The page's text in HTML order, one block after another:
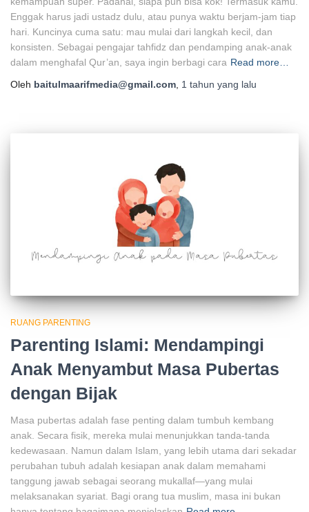
Enggak harus jadi ustadz dulu, atau punya waktu berjam-jam tiap
hari. Kuncinya cuma satu: mau mulai dari langkah kecil, dan
konsisten. Sebagai pengajar tahfidz dan pendamping anak-anak
dalam menghafal Qur’an, saya ingin berbagi cara Read more…
Oleh baitulmaarifmedia@gmail.com 1 tahun yang lalu
RUANG PARENTING
Parenting Islami: Mendampingi
Anak Menyambut Masa Pubertas
dengan Bijak
Masa pubertas adalah fase penting dalam tumbuh kembang
anak. Secara fisik, mereka mulai menunjukkan tanda-tanda
kedewasaan. Namun dalam Islam, yang lebih utama dari sekadar
perubahan tubuh adalah kesiapan anak dalam memahami
tanggung jawab sebagai seorang mukallaf—yang mulai
melaksanakan syariat. Bagi orang tua muslim, masa ini bukan